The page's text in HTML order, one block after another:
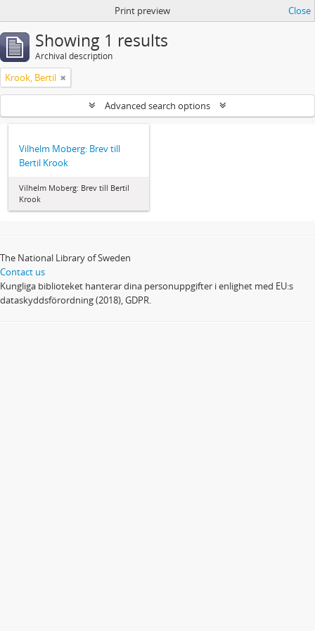
Print preview Close
Showing 1 results
Archival description
Krook, Bertil
Advanced search options
Vilhelm Moberg: Brev till
Bertil Krook
Vilhelm Moberg: Brev till Bertil
Krook
The National Library of Sweden
Contact us
Kungliga biblioteket hanterar dina personuppgifter i enlighet med EU:s
dataskyddsförordning (2018), GDPR.